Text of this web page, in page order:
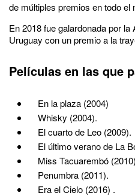
de múltiples premios en todo el
En 2018 fue galardonada por
Uruguay con un premio a la
Películas en las que
En la plaza (2004)
Whisky (2004).
El cuarto de Leo (2009).
El último verano de La
Miss Tacuarembó
Penumbra (2011).
Era el Cielo (2016) .